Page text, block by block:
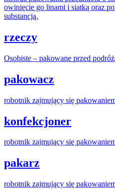
owinięcie go linami i siatką oraz
substancją.
rzeczy
Osobiste – pakowane przed
pakowacz
robotnik zajmujący się pakowani
konfekcjoner
robotnik zajmujący się pakowani
pakarz
robotnik zajmujący się pakowani